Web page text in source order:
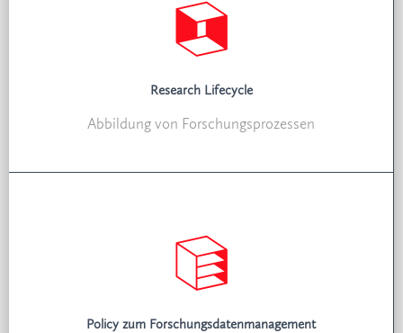
Research Lifecycle
Abbildung von Forschungsprozessen
Policy zum Forschungsdatenmanagement